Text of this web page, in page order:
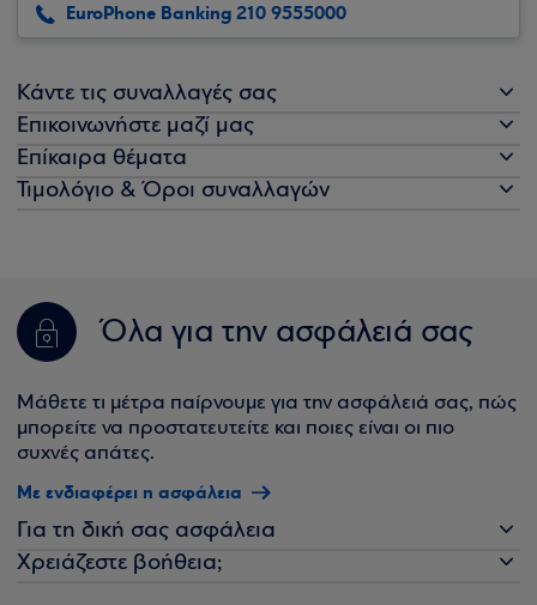
EuroPhone Banking 210 9555000
Κάντε τις συναλλαγές σας
Επικοινωνήστε μαζί μας
Επίκαιρα θέματα
Τιμολόγιο & Όροι συναλλαγών
Όλα για την ασφάλειά σας
Μάθετε τι μέτρα παίρνουμε για την ασφάλειά σας, πώς
μπορείτε να προστατευτείτε και ποιες είναι οι πιο
συχνές απάτες.
Με ενδιαφέρει η ασφάλεια
Για τη δική σας ασφάλεια
Χρειάζεστε βοήθεια;